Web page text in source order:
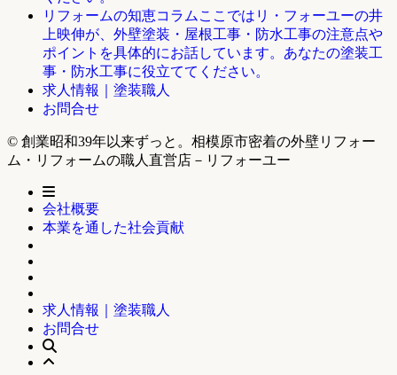
リフォームの知恵コラム ここではリ・フォーユーの井
上映伸が、外壁塗装・屋根工事・防水工事の注意点や
ポイントを具体的にお話しています。あなたの塗装工
事・防水工事に役立ててください。
求人情報｜塗装職人
お問合せ
© 創業昭和39年以来ずっと。相模原市密着の外壁リフォー
ム・リフォームの職人直営店－リフォーユー
会社概要
本業を通した社会貢献
求人情報｜塗装職人
お問合せ